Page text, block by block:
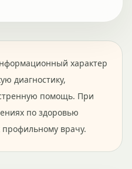
характер
диагностику,
помощь. При
по здоровью
врачу.